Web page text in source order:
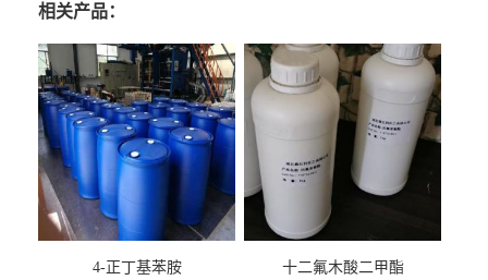
相关产品：
4-正丁基苯胺 十二氟木酸二甲酯